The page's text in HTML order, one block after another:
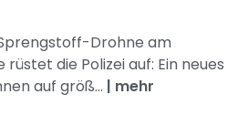
Drohne am
die Polizei auf: Ein neues
auf größ... | mehr